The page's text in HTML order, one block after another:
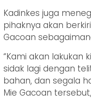
Kadinkes juga
pihaknya akan
Gacoan
“Kami akan lakukan
sidak lagi dengan
bahan, dan segala
Mie Gacoan